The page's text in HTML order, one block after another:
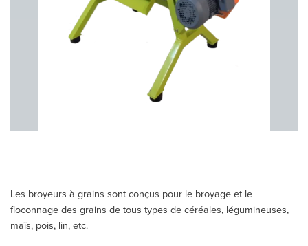
Les broyeurs à grains sont conçus pour le broyage et le
floconnage des grains de tous types de céréales, légumineuses,
maïs, pois, lin, etc.